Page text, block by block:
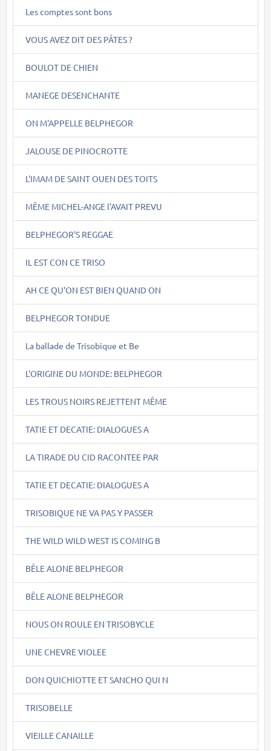
Les comptes sont bons
VOUS AVEZ DIT DES PÂTES ?
BOULOT DE CHIEN
MANEGE DESENCHANTE
ON M'APPELLE BELPHEGOR
JALOUSE DE PINOCROTTE
L'IMAM DE SAINT OUEN DES TOITS
MÊME MICHEL-ANGE l'AVAIT PREVU
BELPHEGOR'S REGGAE
IL EST CON CE TRISO
AH CE QU'ON EST BIEN QUAND ON
BELPHEGOR TONDUE
La ballade de Trisobique et Be
L'ORIGINE DU MONDE: BELPHEGOR
LES TROUS NOIRS REJETTENT MÊME
TATIE ET DECATIE: DIALOGUES A
LA TIRADE DU CID RACONTEE PAR
TATIE ET DECATIE: DIALOGUES A
TRISOBIQUE NE VA PAS Y PASSER
THE WILD WILD WEST IS COMING B
BÊLE ALONE BELPHEGOR
BÊLE ALONE BELPHEGOR
NOUS ON ROULE EN TRISOBYCLE
UNE CHEVRE VIOLEE
DON QUICHIOTTE ET SANCHO QUI N
TRISOBELLE
VIEILLE CANAILLE